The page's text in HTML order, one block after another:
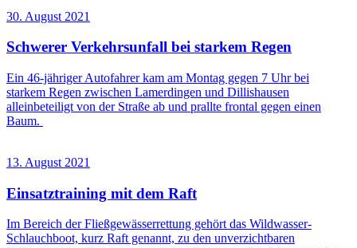
30. August 2021
Schwerer Verkehrsunfall bei starkem Regen
Ein 46-jähriger Autofahrer kam am Montag gegen 7 Uhr bei
starkem Regen zwischen Lamerdingen und Dillishausen
alleinbeteiligt von der Straße ab und prallte frontal gegen einen
Baum.
13. August 2021
Einsatztraining mit dem Raft
Im Bereich der Fließgewässerrettung gehört das Wildwasser-
Schlauchboot, kurz Raft genannt, zu den unverzichtbaren